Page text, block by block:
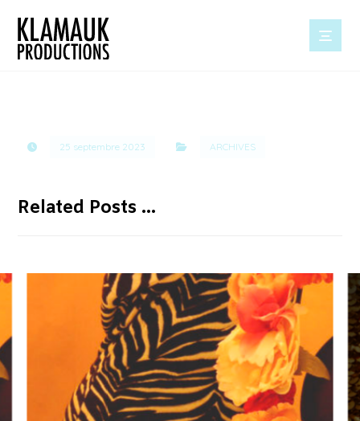
25 septembre 2023 ARCHIVES
Related Posts ...